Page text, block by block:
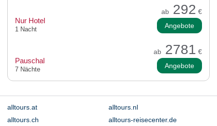
ab 292 €
Nur Hotel
1 Nacht Angebote
ab 2781 €
Pauschal
7 Nächte Angebote
alltours.at
alltours.nl
alltours.ch
alltours-reisecenter.de